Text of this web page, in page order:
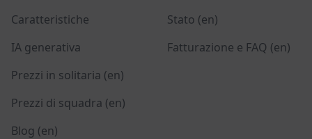
Caratteristiche
IA generativa
Prezzi in solitaria (en)
Prezzi di squadra (en)
Blog (en)
Stato (en)
Fatturazione e FAQ (en)